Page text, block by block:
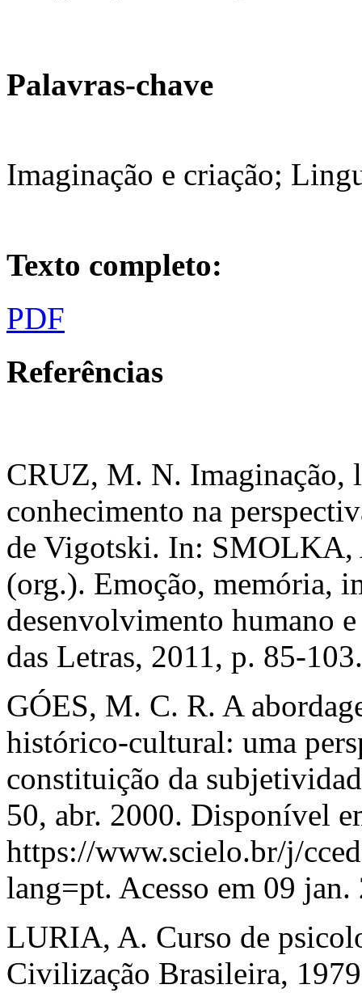
Palavras-chave
Imaginação e criação;
Texto completo:
PDF
Referências
CRUZ, M. N. Imaginação,
conhecimento na
de Vigotski. In:
(org.). Emoção, memória,
desenvolvimento humano
das Letras, 2011, p. 85-103.
GÓES, M. C. R. A
histórico-cultural: uma
constituição da
50, abr. 2000. Disponível
https://www.scielo.br/j/
lang=pt. Acesso em 09 jan.
LURIA, A. Curso de
Civilização Brasileira,